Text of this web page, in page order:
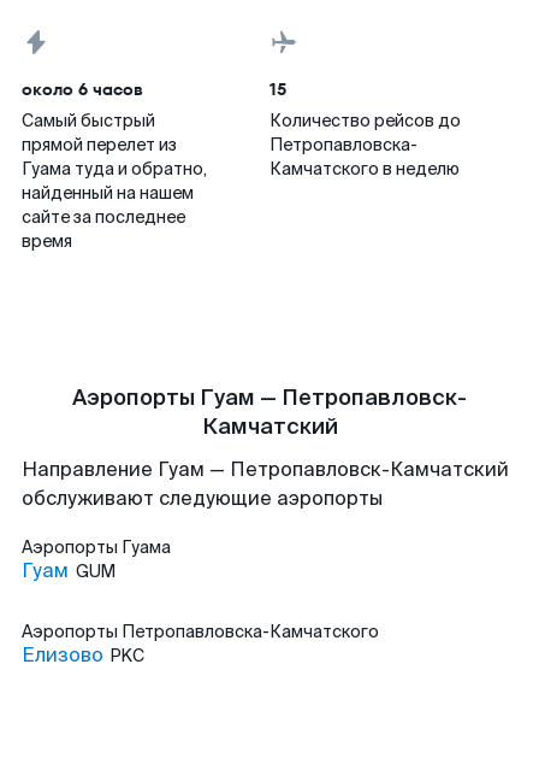
около 6 часов
Самый быстрый
прямой перелет из
Гуама туда и обратно,
найденный на нашем
сайте за последнее
время
15
Количество рейсов до
Петропавловска-
Камчатского в неделю
Аэропорты Гуам — Петропавловск-
Камчатский
Направление Гуам — Петропавловск-Камчатский
обслуживают следующие аэропорты
Аэропорты Гуама
Гуам GUM
Аэропорты Петропавловска-Камчатского
Елизово PKC